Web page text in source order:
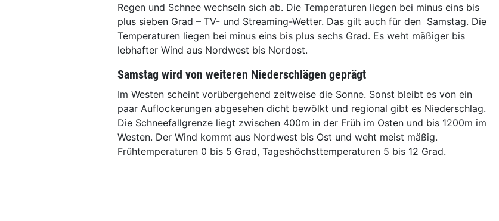
Regen und Schnee wechseln sich ab. Die Temperaturen liegen bei minus eins bis
plus sieben Grad – TV- und Streaming-Wetter. Das gilt auch für den Samstag. Die
Temperaturen liegen bei minus eins bis plus sechs Grad. Es weht mäßiger bis
lebhafter Wind aus Nordwest bis Nordost.
Samstag wird von weiteren Niederschlägen geprägt
Im Westen scheint vorübergehend zeitweise die Sonne. Sonst bleibt es von ein
paar Auflockerungen abgesehen dicht bewölkt und regional gibt es Niederschlag.
Die Schneefallgrenze liegt zwischen 400m in der Früh im Osten und bis 1200m im
Westen. Der Wind kommt aus Nordwest bis Ost und weht meist mäßig.
Frühtemperaturen 0 bis 5 Grad, Tageshöchsttemperaturen 5 bis 12 Grad.